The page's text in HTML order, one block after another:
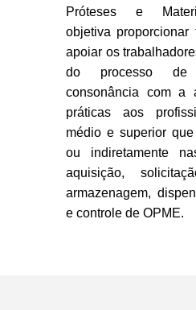
Próteses e
objetiva proporcionar
apoiar os
do processo de
consonância com a
práticas aos
médio e superior
ou indiretamente
aquisição,
armazenagem,
e controle de OPME.